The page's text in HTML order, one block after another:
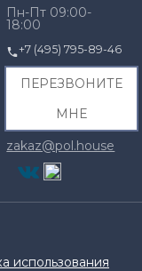
Пн-Пт 09:00-
18:00
+7 (495) 795-89-46
ПЕРЕЗВОНИТЕ
МНЕ
zakaz@pol.house
использования